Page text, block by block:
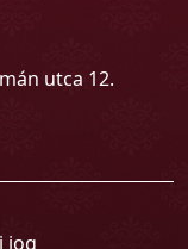
utca 12.
jog